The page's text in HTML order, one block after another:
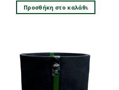
Προσθήκη στο καλάθι